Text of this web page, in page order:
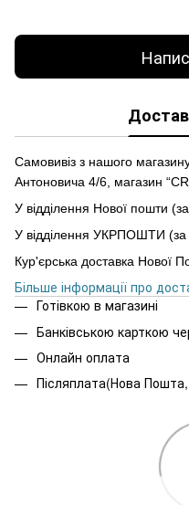
Самовивіз з нашого
Антоновича 4/6, магазин
У відділення Нової пошти
У відділення УКРПОШТИ (за
Кур'єрська доставка Нової
Більше інформації про
Готівкою в магазині
Банківською карткою
Онлайн оплата
Післяплата(Нова